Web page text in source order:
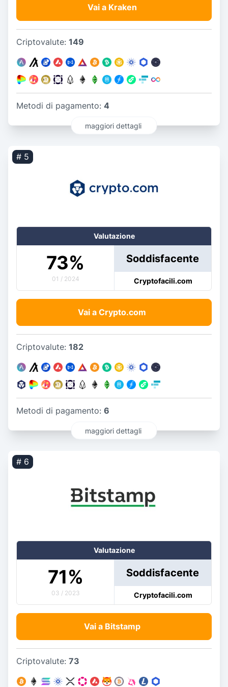
Vai a Kraken
Criptovalute: 149
Metodi di pagamento: 4
maggiori dettagli
# 5
Valutazione
73%
01 / 2024
Soddisfacente
Cryptofacili.com
Vai a Crypto.com
Criptovalute: 182
Metodi di pagamento: 6
maggiori dettagli
# 6
Valutazione
71%
03 / 2023
Soddisfacente
Cryptofacili.com
Vai a Bitstamp
Criptovalute: 73